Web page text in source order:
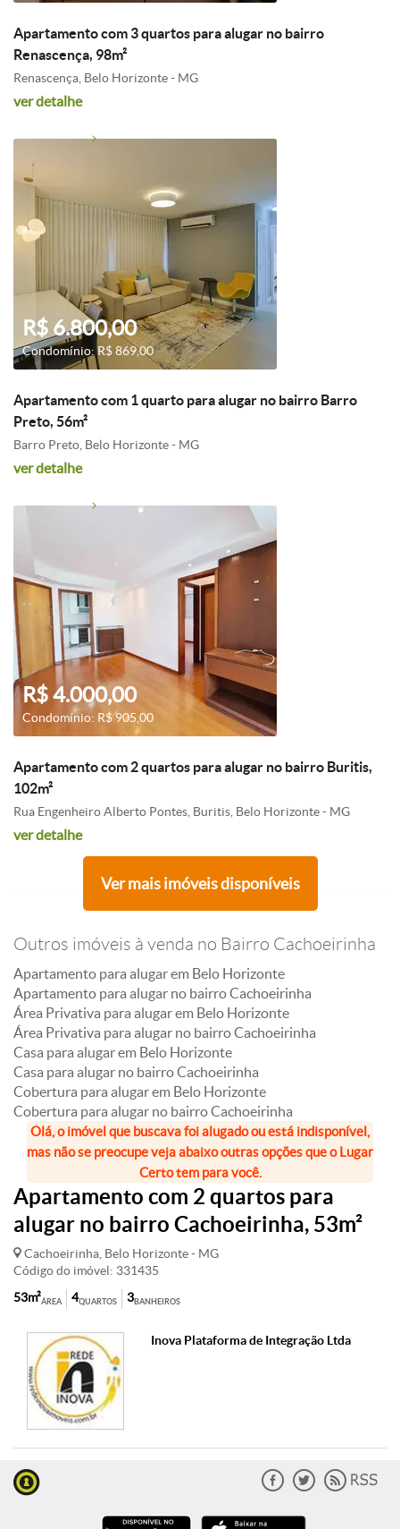
Apartamento com 3 quartos para alugar no bairro
Renascença, 98m²
Renascença, Belo Horizonte - MG
ver detalhe
R$ 6.800,00
Condomínio: R$ 869,00
Apartamento com 1 quarto para alugar no bairro Barro
Preto, 56m²
Barro Preto, Belo Horizonte - MG
ver detalhe
R$ 4.000,00
Condomínio: R$ 905,00
Apartamento com 2 quartos para alugar no bairro Buritis,
102m²
Rua Engenheiro Alberto Pontes, Buritis, Belo Horizonte - MG
ver detalhe
Ver mais imóveis disponíveis
Outros imóveis à venda no Bairro Cachoeirinha
Apartamento para alugar em Belo Horizonte
Apartamento para alugar no bairro Cachoeirinha
Área Privativa para alugar em Belo Horizonte
Área Privativa para alugar no bairro Cachoeirinha
Casa para alugar em Belo Horizonte
Casa para alugar no bairro Cachoeirinha
Cobertura para alugar em Belo Horizonte
Cobertura para alugar no bairro Cachoeirinha
Olá, o imóvel que buscava foi alugado ou está indisponível,
mas não se preocupe veja abaixo outras opções que o Lugar
Certo tem para você.
Apartamento com 2 quartos para
alugar no bairro Cachoeirinha, 53m²
Cachoeirinha, Belo Horizonte - MG
Código do imóvel: 331435
ÁREA
53m² QUARTOS
4 BANHEIROS
3
Inova Plataforma de Integração Ltda